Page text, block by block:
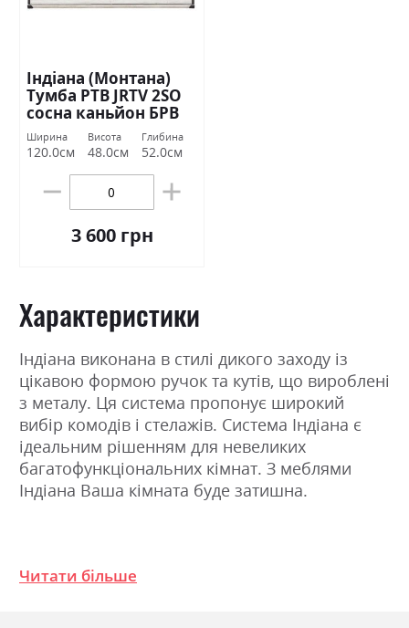
Індіана (Монтана)
Тумба РТВ JRTV 2SО
сосна каньйон БРВ
Україна
Ширина
120.0см
Висота
48.0см
Глибина
52.0см
3 600 грн
Характеристики
Індіана виконана в стилі дикого заходу із
цікавою формою ручок та кутів, що вироблені
з металу. Ця система пропонує широкий
вибір комодів і стелажів. Система Індіана є
ідеальним рішенням для невеликих
багатофункціональних кімнат. З меблями
Індіана Ваша кімната буде затишна.
Колір (Фасад):
Читати більше